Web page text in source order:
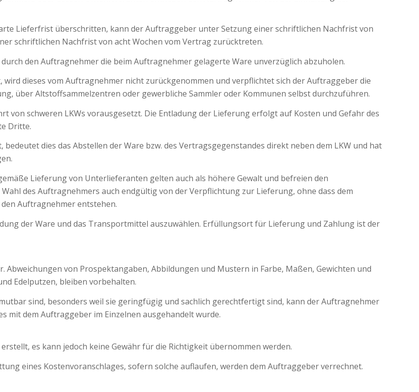
Lieferfrist überschritten, kann der Auftraggeber unter Setzung einer schriftlichen Nachfrist von
schriftlichen Nachfrist von acht Wochen vom Vertrag zurücktreten.
den Auftragnehmer die beim Auftragnehmer gelagerte Ware unverzüglich abzuholen.
dieses vom Auftragnehmer nicht zurückgenommen und verpflichtet sich der Auftraggeber die
über Altstoffsammelzentren oder gewerbliche Sammler oder Kommunen selbst durchzuführen.
von schweren LKWs vorausgesetzt. Die Entladung der Lieferung erfolgt auf Kosten und Gefahr des
Dritte.
dies das Abstellen der Ware bzw. des Vertragsgegenstandes direkt neben dem LKW und hat
Lieferung von Unterlieferanten gelten auch als höhere Gewalt und befreien den
des Auftragnehmers auch endgültig von der Verpflichtung zur Lieferung, ohne dass dem
Auftragnehmer entstehen.
der Ware und das Transportmittel auszuwählen. Erfüllungsort für Lieferung und Zahlung ist der
von Prospektangaben, Abbildungen und Mustern in Farbe, Maßen, Gewichten und
Edelputzen, bleiben vorbehalten.
sind, besonders weil sie geringfügig und sachlich gerechtfertigt sind, kann der Auftragnehmer
mit dem Auftraggeber im Einzelnen ausgehandelt wurde.
es kann jedoch keine Gewähr für die Richtigkeit übernommen werden.
eines Kostenvoranschlages, sofern solche auflaufen, werden dem Auftraggeber verrechnet.